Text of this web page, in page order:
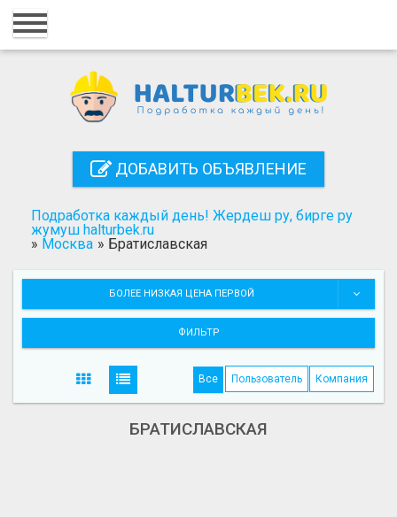
Главная
Регистрация
Поиск
ДОБАВИТЬ ОБЪЯВЛЕНИЕ
Подработка каждый день! Жердеш ру, бирге ру
жумуш halturbek.ru
» Москва » Братиславская
БОЛЕЕ НИЗКАЯ ЦЕНА ПЕРВОЙ
ФИЛЬТР
Все Пользователь Компания
БРАТИСЛАВСКАЯ